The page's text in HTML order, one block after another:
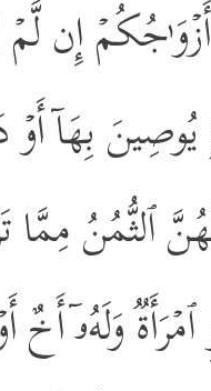
إِن لَّمۡ
بِهَاۤ أَوۡ
ٱلثُّمُنُ
وَلَهُۥۤ